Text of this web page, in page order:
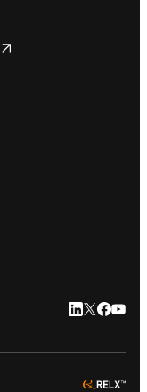
LinkedIn
Twitter